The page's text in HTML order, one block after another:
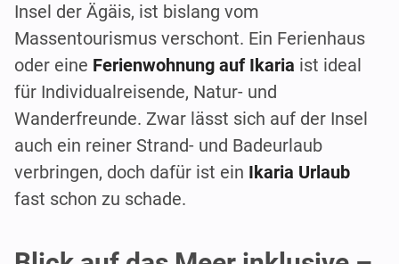
Insel der Ägäis, ist bislang vom
Massentourismus verschont. Ein Ferienhaus
oder eine Ferienwohnung auf Ikaria ist ideal
für Individualreisende, Natur- und
Wanderfreunde. Zwar lässt sich auf der Insel
auch ein reiner Strand- und Badeurlaub
verbringen, doch dafür ist ein Ikaria Urlaub
fast schon zu schade.